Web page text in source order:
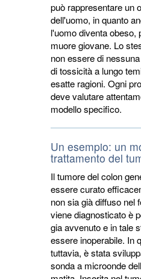
può rappresentare un
dell'uomo, in quanto
l'uomo diventa obeso,
muore giovane. Lo
non essere di
di tossicità a lungo
esatte ragioni. Ogni
deve valutare
modello specifico.
Un esempio: un
trattamento del
Il tumore del colon
essere curato
non sia già diffuso nel
viene diagnosticato è
gia avvenuto e in tale
essere inoperabile. In
tuttavia, è stata
sonda a microonde